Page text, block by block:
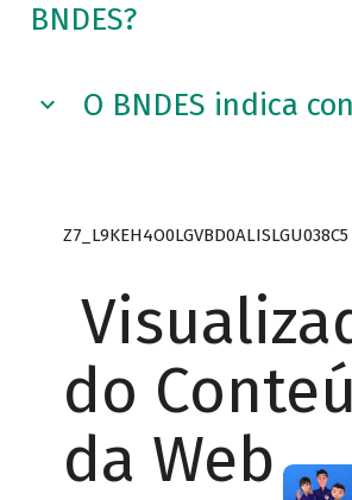
BNDES?
O BNDES indica
Z7_L9KEH4O0LGVBD0ALISLGU038C5
do
da Web